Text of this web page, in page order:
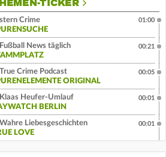
TICKER
Crime
01:00
News täglich
00:21
Crime Podcast
ORIGINAL
00:05
Heufer-Umlauf
BERLIN
00:01
Liebesgeschichten
LOVE
00:01